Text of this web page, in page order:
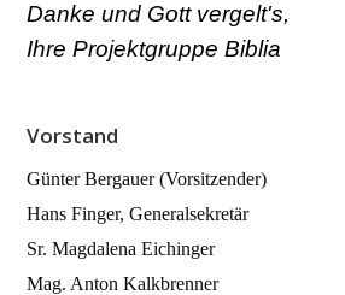
Danke und Gott vergelt's,
Ihre Projektgruppe Biblia
Vorstand
Günter Bergauer (Vorsitzender)
Hans Finger, Generalsekretär
Sr. Magdalena Eichinger
Mag. Anton Kalkbrenner